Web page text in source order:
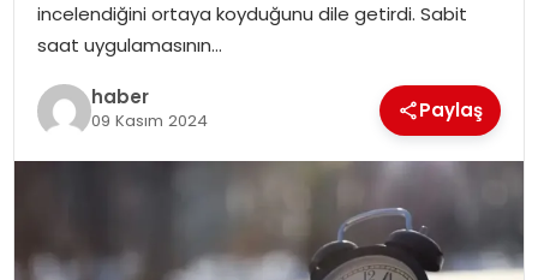
TEKNOLOJI
EKONOMI
incelendiğini ortaya koyduğunu dile getirdi. Sabit
saat uygulamasının…
haber
09 Kasım 2024 Paylaş